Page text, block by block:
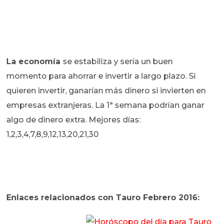
La economía se estabiliza y sería un buen
momento para ahorrar e invertir a largo plazo. Si
quieren invertir, ganarían más dinero si invierten en
empresas extranjeras. La 1ª semana podrían ganar
algo de dinero extra. Mejores días:
1,2,3,4,7,8,9,12,13,20,21,30
Enlaces relacionados con Tauro Febrero 2016: